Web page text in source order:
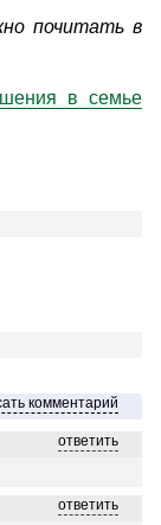
почитать в
в семье
комментарий
ответить
ответить